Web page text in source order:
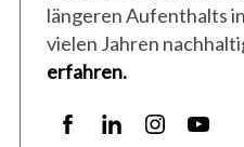
längeren Aufenthalts
vielen Jahren
erfahren.